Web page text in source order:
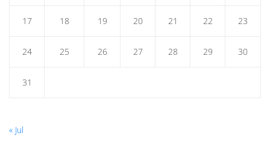
17 18 19 20 21 22 23
24 25 26 27 28 29 30
31
« Jul